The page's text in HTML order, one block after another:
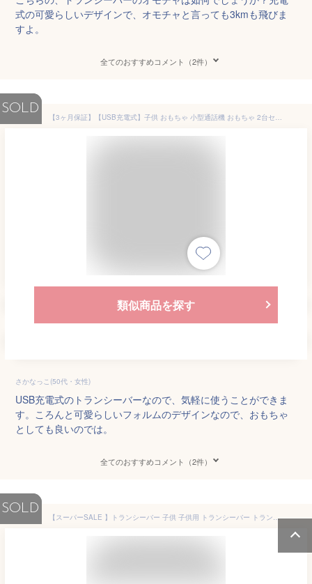
式の可愛らしいデザインで、オモチャと言っても3kmも飛びま
すよ。
全てのおすすめコメント（2件）
SOLD
【3ヶ月保証】【USB充電式】子供 おもちゃ 小型通話機 おもちゃ 2台セット 子供 小型 おもちゃ 知育玩具 usb充電式 最大3km通話 同時通話 子供 誕生日 プレゼント 子どもの日 プレゼント 小学生 男の子 女の子 3歳4歳5歳 ギフト贈り物 送料無料
類似商品を探す
さかなっこ(50代・女性)
USB充電式のトランシーバーなので、気軽に使うことができま
す。ころんと可愛らしいフォルムのデザインなので、おもちゃ
としても良いのでは。
全てのおすすめコメント（2件）
SOLD
【スーパーSALE 】トランシーバー 子供 子供用 トランシーバー トランシーバー おもちゃ トランシーバー 同時通話 子供用トランシーバー 長距離 トランシーバー キャンプ アウトドア 無線機 小型インカム 携帯 免許不要ベルトクリップ LEDライト防災 日本電波法認証済み